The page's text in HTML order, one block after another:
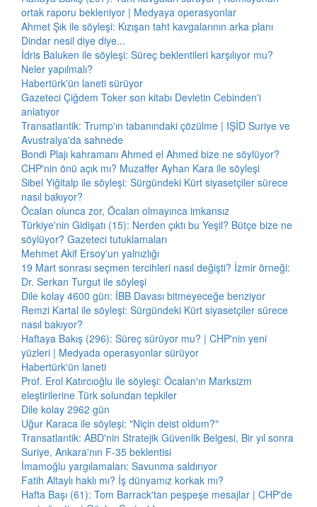
ortak raporu bekleniyor | Medyaya operasyonlar
Ahmet Şık ile söyleşi: Kızışan taht kavgalarının arka planı
Dindar nesil diye diye...
İdris Baluken ile söyleşi: Süreç beklentileri karşılıyor mu?
Neler yapılmalı?
Habertürk'ün laneti sürüyor
Gazeteci Çiğdem Toker son kitabı Devletin Cebinden'i
anlatıyor
Transatlantik: Trump'ın tabanındaki çözülme | IŞİD Suriye ve
Avustralya'da sahnede
Bondi Plajı kahramanı Ahmed el Ahmed bize ne söylüyor?
CHP'nin önü açık mı? Muzaffer Ayhan Kara ile söyleşi
Sibel Yiğitalp ile söyleşi: Sürgündeki Kürt siyasetçiler sürece
nasıl bakıyor?
Öcalan olunca zor, Öcalan olmayınca imkansız
Türkiye'nin Gidişatı (15): Nerden çıktı bu Yeşil? Bütçe bize ne
söylüyor? Gazeteci tutuklamaları
Mehmet Akif Ersoy'un yalnızlığı
19 Mart sonrası seçmen tercihleri nasıl değişti? İzmir örneği:
Dr. Serkan Turgut ile söyleşi
Dile kolay 4600 gün: İBB Davası bitmeyeceğe benziyor
Remzi Kartal ile söyleşi: Sürgündeki Kürt siyasetçiler sürece
nasıl bakıyor?
Haftaya Bakış (296): Süreç sürüyor mu? | CHP'nin yeni
yüzleri | Medyada operasyonlar sürüyor
Habertürk'ün laneti
Prof. Erol Katırcıoğlu ile söyleşi: Öcalan'ın Marksizm
eleştirilerine Türk solundan tepkiler
Dile kolay 2962 gün
Uğur Karaca ile söyleşi: "Niçin deist oldum?"
Transatlantik: ABD'nin Stratejik Güvenlik Belgesi, Bir yıl sonra
Suriye, Ankara'nın F-35 beklentisi
İmamoğlu yargılamaları: Savunma saldırıyor
Fatih Altaylı haklı mı? İş dünyamız korkak mı?
Hafta Başı (61): Tom Barrack'tan peşpeşe mesajlar | CHP'de